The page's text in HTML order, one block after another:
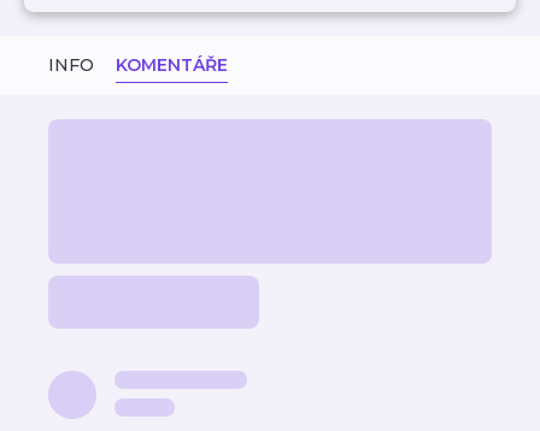
INFO KOMENTÁŘE